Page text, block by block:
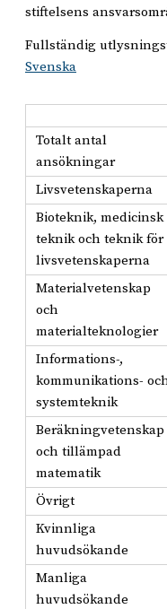
stiftelsens
Fullständig
Svenska
Totalt antal
ansökningar
Livsvetenskaperna
Bioteknik, medicinsk
teknik och teknik för
livsvetenskaperna
Materialvetenskap
och
materialteknologier
Informations-,
kommunikations-
systemteknik
Beräkningvetenskap
och tillämpad
matematik
Övrigt
Kvinnliga
huvudsökande
Manliga
huvudsökande